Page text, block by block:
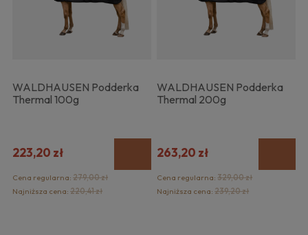
WALDHAUSEN Podderka
Thermal 100g
223,20 zł
Cena regularna: 279,00 zł
Najniższa cena: 220,41 zł
WALDHAUSEN Podderka
Thermal 200g
263,20 zł
Cena regularna:329,00 zł
Najniższa cena:239,20 zł